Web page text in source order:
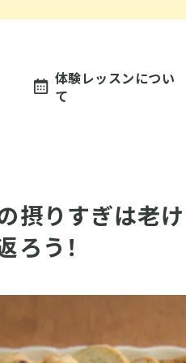
体験レッスンについ
て
摂りすぎは老
ろう！